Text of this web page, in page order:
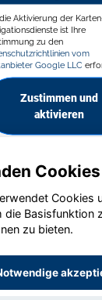
Aktivierung der
ist Ihre
zu den
vom
Google LLC
Zustimmen und
aktivieren
Cookies
Cookies
die Basisfunktion
zu bieten.